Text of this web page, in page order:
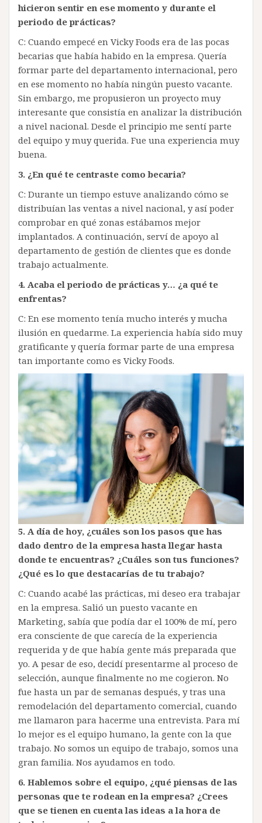
hicieron sentir en ese momento y durante el
periodo de prácticas?
C: Cuando empecé en Vicky Foods era de las pocas
becarias que había habido en la empresa. Quería
formar parte del departamento internacional, pero
en ese momento no había ningún puesto vacante.
Sin embargo, me propusieron un proyecto muy
interesante que consistía en analizar la distribución
a nivel nacional. Desde el principio me sentí parte
del equipo y muy querida. Fue una experiencia muy
buena.
3. ¿En qué te centraste como becaria?
C: Durante un tiempo estuve analizando cómo se
distribuían las ventas a nivel nacional, y así poder
comprobar en qué zonas estábamos mejor
implantados. A continuación, serví de apoyo al
departamento de gestión de clientes que es donde
trabajo actualmente.
4. Acaba el periodo de prácticas y… ¿a qué te
enfrentas?
C: En ese momento tenía mucho interés y mucha
ilusión en quedarme. La experiencia había sido muy
gratificante y quería formar parte de una empresa
tan importante como es Vicky Foods.
5. A día de hoy, ¿cuáles son los pasos que has
dado dentro de la empresa hasta llegar hasta
donde te encuentras? ¿Cuáles son tus funciones?
¿Qué es lo que destacarías de tu trabajo?
C: Cuando acabé las prácticas, mi deseo era trabajar
en la empresa. Salió un puesto vacante en
Marketing, sabía que podía dar el 100% de mí, pero
era consciente de que carecía de la experiencia
requerida y de que había gente más preparada que
yo. A pesar de eso, decidí presentarme al proceso de
selección, aunque finalmente no me cogieron. No
fue hasta un par de semanas después, y tras una
remodelación del departamento comercial, cuando
me llamaron para hacerme una entrevista. Para mí
lo mejor es el equipo humano, la gente con la que
trabajo. No somos un equipo de trabajo, somos una
gran familia. Nos ayudamos en todo.
6. Hablemos sobre el equipo, ¿qué piensas de las
personas que te rodean en la empresa? ¿Crees
que se tienen en cuenta las ideas a la hora de